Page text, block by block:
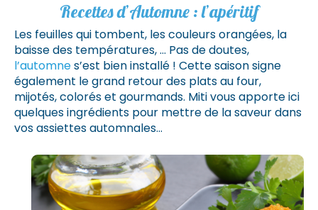
Recettes d’Automne : l’apéritif
Les feuilles qui tombent, les couleurs orangées, la
baisse des températures, … Pas de doutes,
l’automnes’est bien installé ! Cette saison signe
également le grand retour des plats au four,
mijotés, colorés et gourmands. Miti vous apporte ici
quelques ingrédients pour mettre de la saveur dans
vos assiettes automnales…